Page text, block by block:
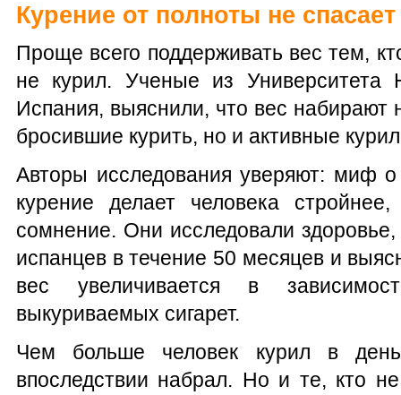
Курение от полноты не спасает
Проще всего поддерживать вес тем,
не курил. Ученые из Университета
Испания, выяснили, что вес набирают
бросившие курить, но и активные
Авторы исследования уверяют: миф
курение делает человека
сомнение. Они исследовали
испанцев в течение 50 месяцев и
вес увеличивается в
выкуриваемых сигарет.
Чем больше человек курил в
впоследствии набрал. Но и те, кто